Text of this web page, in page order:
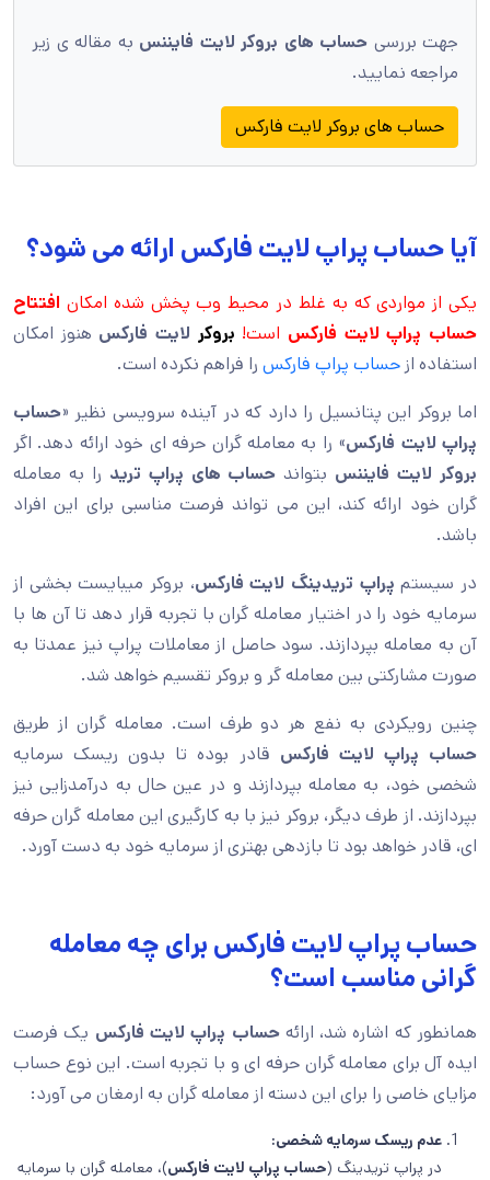
جهت بررسی حساب های بروکر لایت فایننس به مقاله ی زیر
مراجعه نمایید.
حساب های بروکر لایت فارکس
آیا حساب پراپ لایت فارکس ارائه می شود؟
یکی از مواردی که به غلط در محیط وب پخش شده امکان افتتاح
حساب پراپ لایت فارکس است! بروکر لایت فارکس هنوز امکان
استفاده از حساب پراپ فارکس را فراهم نکرده است.
اما بروکر این پتانسیل را دارد که در آینده سرویسی نظیر «حساب
پراپ لایت فارکس» را به معامله گران حرفه ای خود ارائه دهد. اگر
بروکر لایت فایننس بتواند حساب های پراپ ترید را به معامله
گران خود ارائه کند، این می تواند فرصت مناسبی برای این افراد
باشد.
در سیستم پراپ تریدینگ لایت فارکس، بروکر میبایست بخشی از
سرمایه خود را در اختیار معامله گران با تجربه قرار دهد تا آن ها با
آن به معامله بپردازند. سود حاصل از معاملات پراپ نیز عمدتا به
صورت مشارکتی بین معامله گر و بروکر تقسیم خواهد شد.
چنین رویکردی به نفع هر دو طرف است. معامله گران از طریق
حساب پراپ لایت فارکس قادر بوده تا بدون ریسک سرمایه
شخصی خود، به معامله بپردازند و در عین حال به درآمدزایی نیز
بپردازند. از طرف دیگر، بروکر نیز با به کارگیری این معامله گران حرفه
ای، قادر خواهد بود تا بازدهی بهتری از سرمایه خود به دست آورد.
حساب پراپ لایت فارکس برای چه معامله
گرانی مناسب است؟
همانطور که اشاره شد، ارائهحساب پراپ لایت فارکس یک فرصت
ایده آل برای معامله گران حرفه ای و با تجربه است. این نوع حساب
مزایای خاصی را برای این دسته از معامله گران به ارمغان می آورد:
عدم ریسک سرمایه شخصی:
در پراپ تریدینگ (حساب پراپ لایت فارکس)، معامله گران با سرمایه